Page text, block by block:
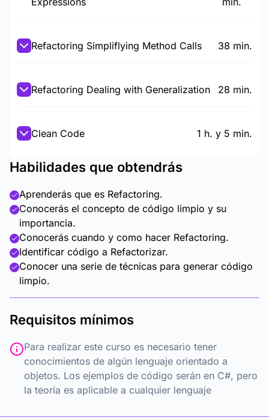
Refactoring Simpliflying Method Calls 38 min.
Refactoring Dealing with Generalization 28 min.
Clean Code 1 h. y 5 min.
Habilidades que obtendrás
Aprenderás que es Refactoring.
Conocerás el concepto de código limpio y su
importancia.
Conocerás cuando y como hacer Refactoring.
Identificar código a Refactorizar.
Conocer una serie de técnicas para generar código
limpio.
Requisitos mínimos
Para realizar este curso es necesario tener
conocimientos de algún lenguaje orientado a
objetos. Los ejemplos de código serán en C#, pero
la teoría es aplicable a cualquier lenguaje